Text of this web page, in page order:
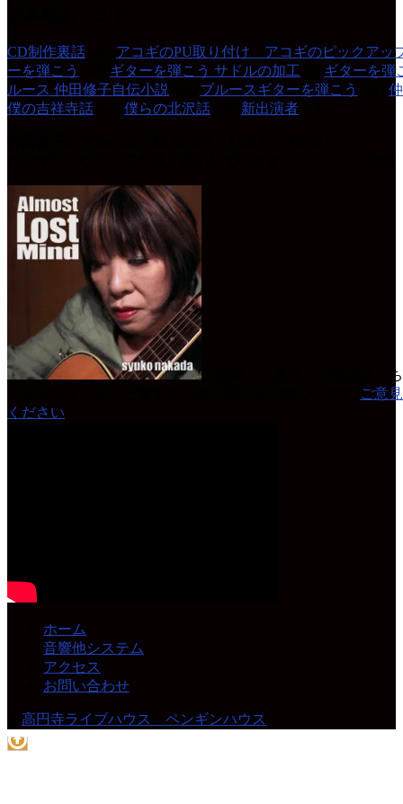
CD制作裏話
アコギのPU取り付け アコギのピックアッ
ーを弾こう
ギターを弾こう サドルの加工
ギターを弾
ルース 仲田修子自伝小説
ブルースギターを弾こう
僕の吉祥寺話
僕らの北沢話 新出演者
ご質問、ご意見、ご感想はこ
ご意
ください
ホーム
音響他システム
アクセス
お問い合わせ
高円寺ライブハウス ペンギンハウス